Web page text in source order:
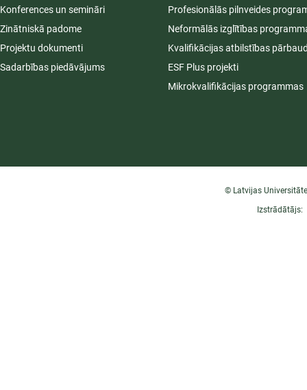
Konferences un semināri
Zinātniskā padome
Projektu dokumenti
Sadarbības piedāvājums
Profesionālās pilnveides
Neformālās izglītības
Kvalifikācijas atbilstības
ESF Plus projekti
Mikrokvalifikācijas programmas
© Latvijas
Izstrādātājs: